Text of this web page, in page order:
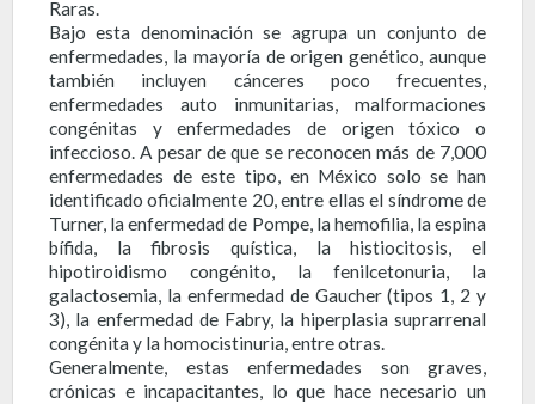
Raras.
Bajo esta denominación se agrupa un conjunto de
enfermedades, la mayoría de origen genético, aunque
también incluyen cánceres poco frecuentes,
enfermedades auto inmunitarias, malformaciones
congénitas y enfermedades de origen tóxico o
infeccioso. A pesar de que se reconocen más de 7,000
enfermedades de este tipo, en México solo se han
identificado oficialmente 20, entre ellas el síndrome de
Turner, la enfermedad de Pompe, la hemofilia, la espina
bífida, la fibrosis quística, la histiocitosis, el
hipotiroidismo congénito, la fenilcetonuria, la
galactosemia, la enfermedad de Gaucher (tipos 1, 2 y
3), la enfermedad de Fabry, la hiperplasia suprarrenal
congénita y la homocistinuria, entre otras.
Generalmente, estas enfermedades son graves,
crónicas e incapacitantes, lo que hace necesario un